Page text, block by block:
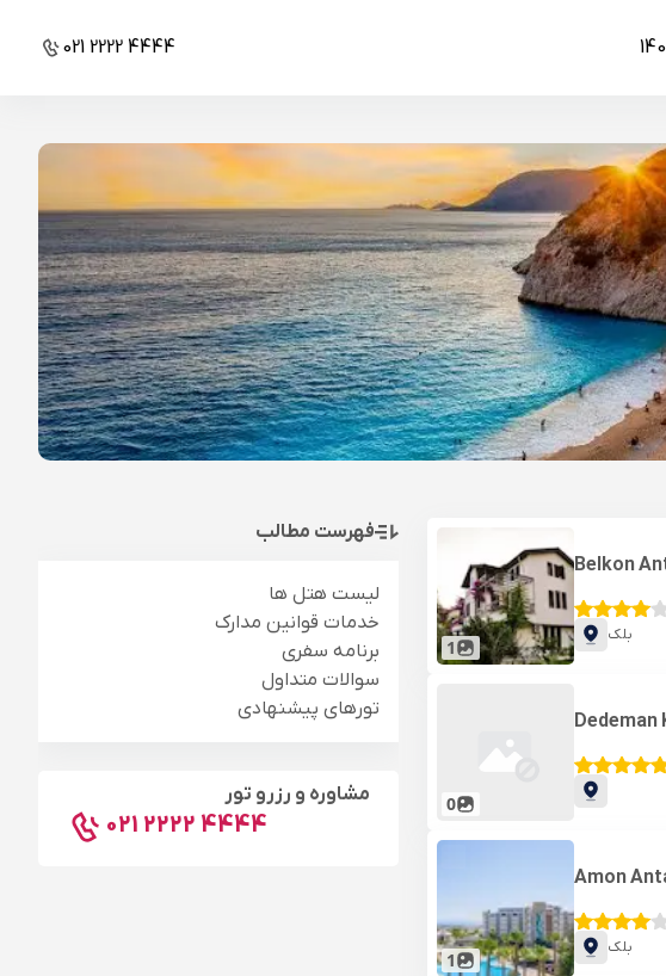
021 2222 4444
1
Belkon
بلک
0
Dedeman
1
Amon
بلک
فهرست مطالب
لیست هتل ها
خدمات قوانین مدارک
برنامه سفری
سوالات متداول
تورهای پیشنهادی
مشاوره و رزرو تور
021 2222 4444